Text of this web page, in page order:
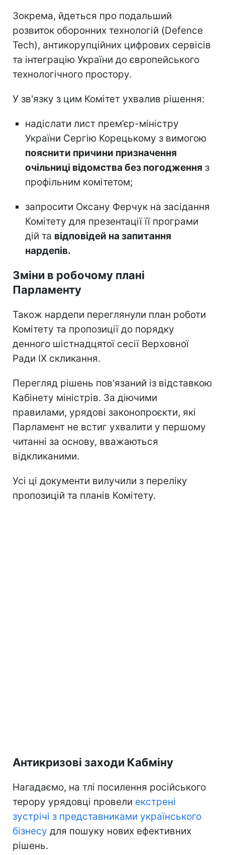
Зокрема, йдеться про подальший
розвиток оборонних технологій (Defence
Tech), антикорупційних цифрових сервісів
та інтеграцію України до європейського
технологічного простору.
У зв'язку з цим Комітет ухвалив рішення:
надіслати лист прем’єр-міністру
України Сергію Корецькому з вимогою
пояснити причини призначення
очільниці відомства без погодження з
профільним комітетом;
запросити Оксану Ферчук на засідання
Комітету для презентації її програми
дій та відповідей на запитання
нардепів.
Зміни в робочому плані
Парламенту
Також нардепи переглянули план роботи
Комітету та пропозиції до порядку
денного шістнадцятої сесії Верховної
Ради IX скликання.
Перегляд рішень пов'язаний із відставкою
Кабінету міністрів. За діючими
правилами, урядові законопроєкти, які
Парламент не встиг ухвалити у першому
читанні за основу, вважаються
відкликаними.
Усі ці документи вилучили з переліку
пропозицій та планів Комітету.
Антикризові заходи Кабміну
Нагадаємо, на тлі посилення російського
терору урядовці провели екстрені
зустрічі з представниками українського
бізнесу для пошуку нових ефективних
рішень.